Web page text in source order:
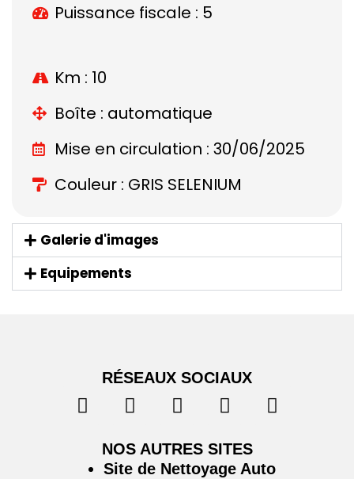
Puissance fiscale : 5
Km : 10
Boîte : automatique
Mise en circulation : 30/06/2025
Couleur : GRIS SELENIUM
Galerie d'images
Equipements
RÉSEAUX SOCIAUX
NOS AUTRES SITES
Site de Nettoyage Auto